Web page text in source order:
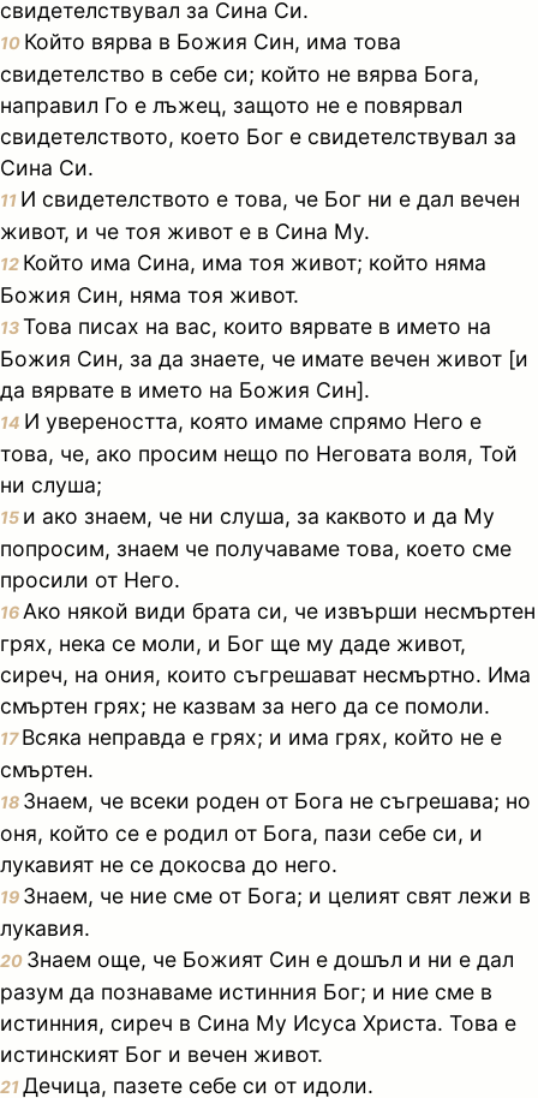
свидетелствувал за Сина Си.
10 Който вярва в Божия Син, има това
свидетелство в себе си; който не вярва Бога,
направил Го е лъжец, защото не е повярвал
свидетелството, което Бог е свидетелствувал за
Сина Си.
11 И свидетелството е това, че Бог ни е дал вечен
живот, и че тоя живот е в Сина Му.
12 Който има Сина, има тоя живот; който няма
Божия Син, няма тоя живот.
13Това писах на вас, които вярвате в името на
Божия Син, за да знаете, че имате вечен живот [и
да вярвате в името на Божия Син].
14 И увереността, която имаме спрямо Него е
това, че, ако просим нещо по Неговата воля, Той
ни слуша;
15 и ако знаем, че ни слуша, за каквото и да Му
попросим, знаем че получаваме това, което сме
просили от Него.
16 Ако някой види брата си, че извърши несмъртен
грях, нека се моли, и Бог ще му даде живот,
сиреч, на ония, които съгрешават несмъртно. Има
смъртен грях; не казвам за него да се помоли.
17Всяка неправда е грях; и има грях, който не е
смъртен.
18 Знаем, че всеки роден от Бога не съгрешава; но
оня, който се е родил от Бога, пази себе си, и
лукавият не се докосва до него.
19 Знаем, че ние сме от Бога; и целият свят лежи в
лукавия.
20 Знаем още, че Божият Син е дошъл и ни е дал
разум да познаваме истинния Бог; и ние сме в
истинния, сиреч в Сина Му Исуса Христа. Това е
истинският Бог и вечен живот.
21Дечица, пазете себе си от идоли.